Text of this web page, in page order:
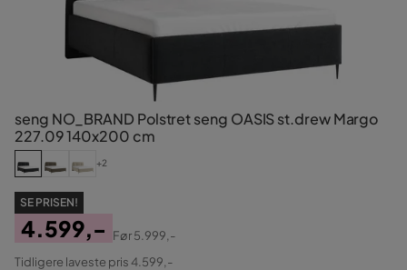
seng NO_BRAND Polstret seng OASIS st.drew Margo
227.09 140x200 cm
+2
SE PRISEN!
Pris
4.599,-
Original
Før5.999,-
Tidligere laveste pris 4.599,-